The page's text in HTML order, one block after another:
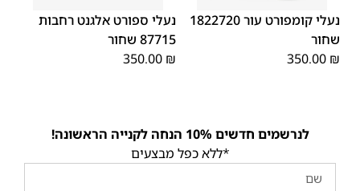
נעלי קומפורט עור 1822720
שחור
350.00 ₪
נעלי ספורט אלגנט רחבות
87715 שחור
350.00 ₪
לנרשמים חדשים 10% הנחה לקנייה הראשונה!
*ללא כפל מבצעים